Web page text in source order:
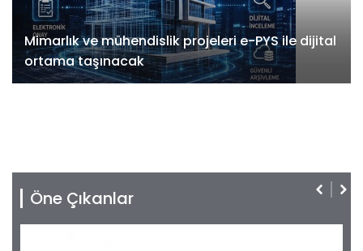
Mimarlık ve mühendislik projeleri e-PYS ile dijital
ortama taşınacak
Öne Çıkanlar